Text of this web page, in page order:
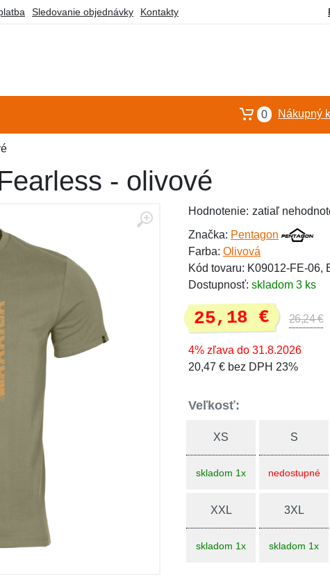
Sledovanie objednávky Kontakty
0 Nákupný
- olivové
Hodnotenie: zatiaľ
Značka: Pentagon
Farba: Olivová
Kód tovaru: K09012-FE-06,
Dostupnosť: skladom 3 ks
25,18 € 26,24 €
4% zľava do 31.8.2026
20,47 € bez DPH 23%
Veľkosť:
XS
skladom 1x
S
nedostupné
XXL
skladom 1x
3XL
skladom 1x